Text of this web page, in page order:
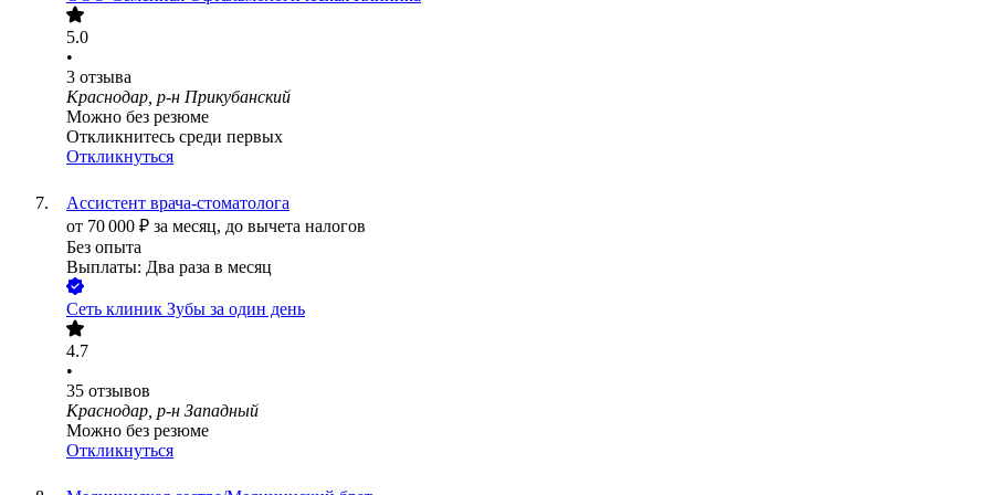
5.0
•
3 отзыва
Краснодар, р-н Прикубанский
Можно без резюме
Откликнитесь среди первых
Откликнуться
Ассистент врача-стоматолога
от 70 000 ₽ за месяц, до вычета налогов
Без опыта
Выплаты: Два раза в месяц
Сеть клиник Зубы за один день
4.7
•
35 отзывов
Краснодар, р-н Западный
Можно без резюме
Откликнуться